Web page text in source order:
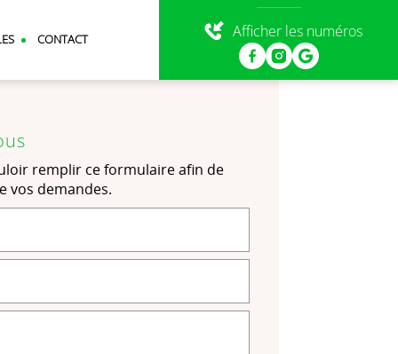
CONTACT Afficher les numéros
remplir ce formulaire afin de
vos demandes.